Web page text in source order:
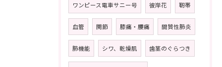
ワンピース電車サニー号 彼岸花 靭帯
血管 関節 膝痛・腰痛 間質性肺炎
肺機能 シワ、乾燥肌 歯茎のぐらつき